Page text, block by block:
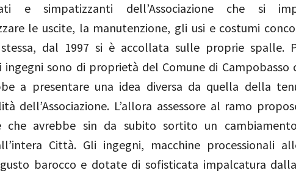
e simpatizzanti dell’Associazione che si
le uscite, la manutenzione, gli usi e costumi
dal 1997 si è accollata sulle proprie spalle.
ingegni sono di proprietà del Comune di Campobasso
a presentare una idea diversa da quella della
dell’Associazione. L’allora assessore al ramo
che avrebbe sin da subito sortito un
Città. Gli ingegni, macchine processionali
barocco e dotate di sofisticata impalcatura